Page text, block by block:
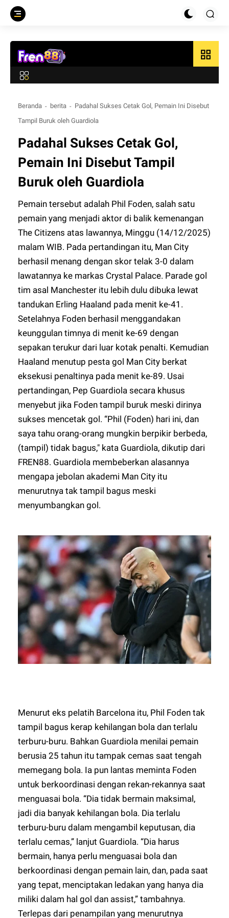
grid_view
Beranda berita
Padahal Sukses Cetak Gol, Pemain Ini Disebut
Tampil Buruk oleh Guardiola
Padahal Sukses Cetak Gol,
Pemain Ini Disebut Tampil
Buruk oleh Guardiola
Pemain tersebut adalah Phil Foden, salah satu
pemain yang menjadi aktor di balik kemenangan
The Citizens atas lawannya, Minggu (14/12/2025)
malam WIB. Pada pertandingan itu, Man City
berhasil menang dengan skor telak 3-0 dalam
lawatannya ke markas Crystal Palace. Parade gol
tim asal Manchester itu lebih dulu dibuka lewat
tandukan Erling Haaland pada menit ke-41.
Setelahnya Foden berhasil menggandakan
keunggulan timnya di menit ke-69 dengan
sepakan terukur dari luar kotak penalti. Kemudian
Haaland menutup pesta gol Man City berkat
eksekusi penaltinya pada menit ke-89. Usai
pertandingan, Pep Guardiola secara khusus
menyebut jika Foden tampil buruk meski dirinya
sukses mencetak gol. “Phil (Foden) hari ini, dan
saya tahu orang-orang mungkin berpikir berbeda,
(tampil) tidak bagus," kata Guardiola, dikutip dari
FREN88. Guardiola membeberkan alasannya
mengapa jebolan akademi Man City itu
menurutnya tak tampil bagus meski
menyumbangkan gol.
Menurut eks pelatih Barcelona itu, Phil Foden tak
tampil bagus kerap kehilangan bola dan terlalu
terburu-buru. Bahkan Guardiola menilai pemain
berusia 25 tahun itu tampak cemas saat tengah
memegang bola. Ia pun lantas meminta Foden
untuk berkoordinasi dengan rekan-rekannya saat
menguasai bola. “Dia tidak bermain maksimal,
jadi dia banyak kehilangan bola. Dia terlalu
terburu-buru dalam mengambil keputusan, dia
terlalu cemas,” lanjut Guardiola. “Dia harus
bermain, hanya perlu menguasai bola dan
berkoordinasi dengan pemain lain, dan, pada saat
yang tepat, menciptakan ledakan yang hanya dia
miliki dalam hal gol dan assist,” tambahnya.
Terlepas dari penampilan yang menurutnya